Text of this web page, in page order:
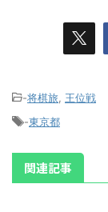
-将棋旅 王位戦
-東京都
関連記事